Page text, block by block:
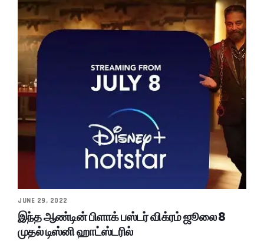
JUNE 29, 2022
இந்த ஆண்டின் பிளாக் பஸ்டர் விக்ரம் ஜூலை 8
முதல் டிஸ்னி ஹாட்ஸ்டரில்